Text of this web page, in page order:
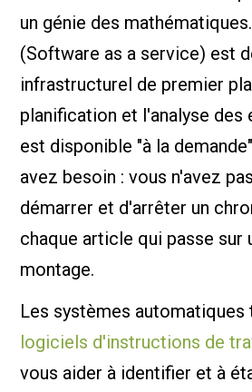
un génie des
(Software as a service) est
infrastructurel de premier
planification et l'analyse des
est disponible "à la
avez besoin : vous n'avez
démarrer et d'arrêter un
chaque article qui passe sur
montage.
Les systèmes automatiques
logiciels d'instructions de
vous aider à identifier et à